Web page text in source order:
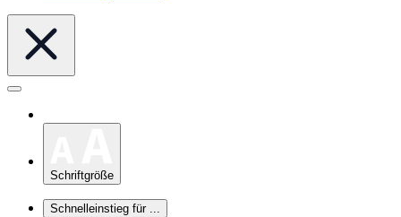
Schriftgröße
Schnelleinstieg für ...